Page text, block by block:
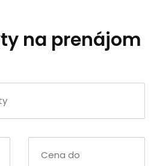
na prenájom